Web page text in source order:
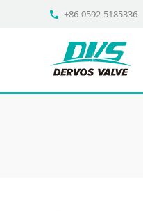
+86-0592-5185336